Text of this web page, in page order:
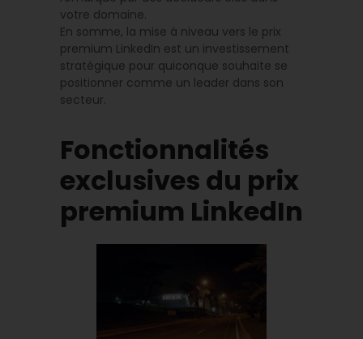
votre domaine.
En somme, la mise à niveau vers le prix
premium LinkedIn est un investissement
stratégique pour quiconque souhaite se
positionner comme un leader dans son
secteur.
Fonctionnalités
exclusives du prix
premium LinkedIn